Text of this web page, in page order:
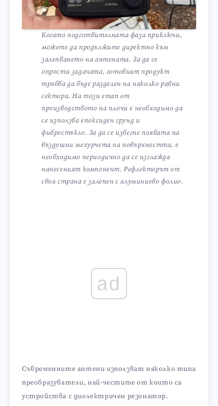
Когато подготвителната фаза приключи,
можете да продължите директно към
залепването на антената. За да се
опрости задачата, готовият продукт
трябва да бъде разделен на няколко равни
сектора. На този етап от
производството на плочи е необходимо да
се използва епоксиден грунд и
фибростъкло. За да се избегне появата на
въздушни мехурчета на повърхността, е
необходимо периодично да се изглажда
нанесеният компонент. Рефлекторът от
своя страна е залепен с алуминиево фолио.
ad
Съвременните антени използват няколко типа
преобразуватели, най-честите от които са
устройства с диелектричен резонатор.